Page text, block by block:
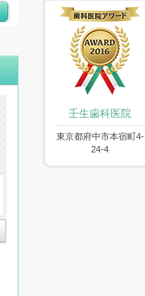
壬生歯科医院
東京都府中市本宿町4-
24-4